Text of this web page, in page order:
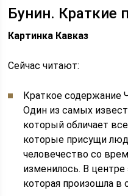
Бунин. Краткие
Картинка Кавказ
Сейчас читают:
Краткое содержание
Один из самых
который обличает
которые присущи
человечество со
изменилось. В центре
которая произошла в